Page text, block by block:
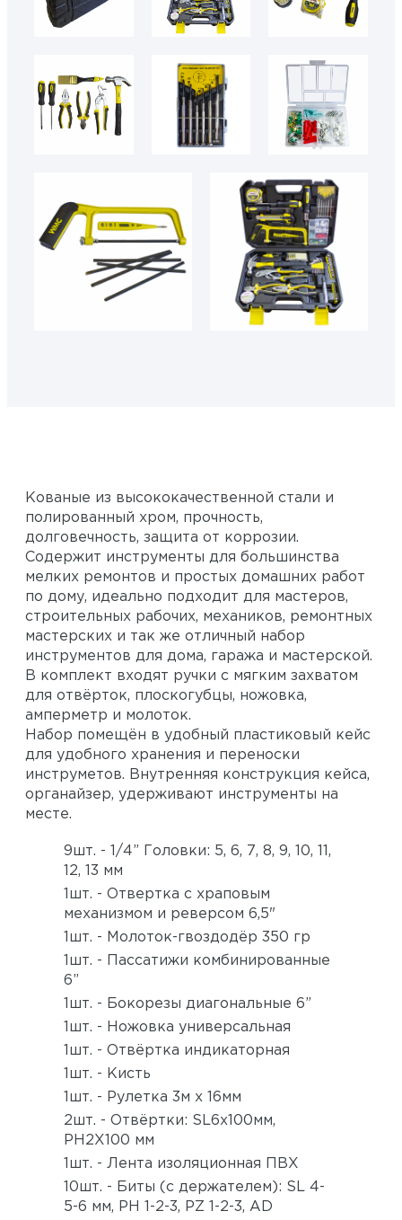
Кованые из высококачественной стали и
полированный хром, прочность,
долговечность, защита от коррозии.
Содержит инструменты для большинства
мелких ремонтов и простых домашних работ
по дому, идеально подходит для мастеров,
строительных рабочих, механиков, ремонтных
мастерских и так же отличный набор
инструментов для дома, гаража и мастерской.
В комплект входят ручки с мягким захватом
для отвёрток, плоскогубцы, ножовка,
амперметр и молоток.
Набор помещён в удобный пластиковый кейс
для удобного хранения и переноски
инструметов. Внутренняя конструкция кейса,
органайзер, удерживают инструменты на
месте.
9шт. - 1/4” Головки: 5, 6, 7, 8, 9, 10, 11,
12, 13 мм
1шт. - Отвертка с храповым
механизмом и реверсом 6,5"
1шт. - Молоток-гвоздодёр 350 гр
1шт. - Пассатижи комбинированные
6”
1шт. - Бокорезы диагональные 6”
1шт. - Ножовка универсальная
1шт. - Отвёртка индикаторная
1шт. - Кисть
1шт. - Рулетка 3м х 16мм
2шт. - Отвёртки: SL6x100мм,
PH2X100 мм
1шт. - Лента изоляционная ПВХ
10шт. - Биты (с держателем): SL 4-
5-6 мм, PH 1-2-3, PZ 1-2-3, AD